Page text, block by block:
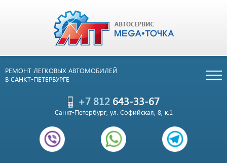
РЕМОНТ ЛЕГКОВЫХ АВТОМОБИЛЕЙ
В САНКТ-ПЕТЕРБУРГЕ
+7 812643-33-67
Санкт-Петербург, ул. Софийская, 8, к.1